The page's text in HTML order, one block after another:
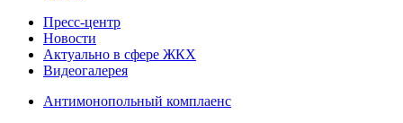
Пресс-центр
Новости
Актуально в сфере ЖКХ
Видеогалерея
Антимонопольный комплаенс